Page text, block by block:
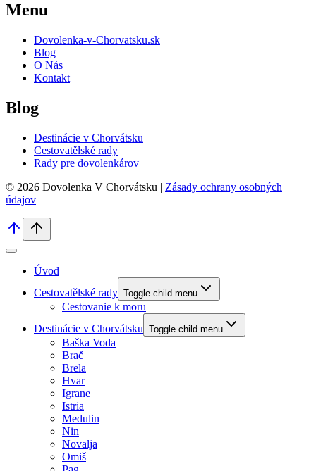
Menu
Dovolenka-v-Chorvatsku.sk
Blog
O Nás
Kontakt
Blog
Destinácie v Chorvátsku
Cestovatělské rady
Rady pre dovolenkárov
© 2026 Dovolenka V Chorvátsku | Zásady ochrany osobných
údajov
Úvod
Cestovatělské rady Toggle child menu
Cestovanie k moru
Destinácie v Chorvátsku Toggle child menu
Baška Voda
Brač
Brela
Hvar
Igrane
Istria
Medulin
Nin
Novalja
Omiš